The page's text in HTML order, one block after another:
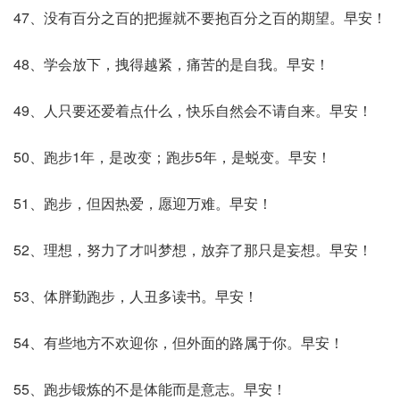
47、没有百分之百的把握就不要抱百分之百的期望。早安！
48、学会放下，拽得越紧，痛苦的是自我。早安！
49、人只要还爱着点什么，快乐自然会不请自来。早安！
50、跑步1年，是改变；跑步5年，是蜕变。早安！
51、跑步，但因热爱，愿迎万难。早安！
52、理想，努力了才叫梦想，放弃了那只是妄想。早安！
53、体胖勤跑步，人丑多读书。早安！
54、有些地方不欢迎你，但外面的路属于你。早安！
55、跑步锻炼的不是体能而是意志。早安！